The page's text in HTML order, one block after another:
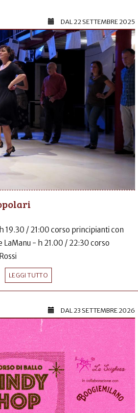
DAL22 SETTEMBRE 2025
19.30 / 21:00 corso principianti con
LaManu - h 21.00 / 22:30 corso
LEGGI TUTTO
DAL23 SETTEMBRE 2026